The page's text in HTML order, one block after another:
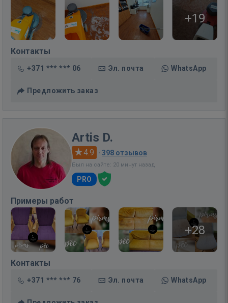
+19
Контакты
+371 *** *** 06 Эл. почта WhatsApp
Предложить заказ
Artis D.
4.9 · 398 отзывов
Был на сайте: 20 минут назад
PRO
Примеры работ
+28
Контакты
+371 *** *** 76 Эл. почта WhatsApp